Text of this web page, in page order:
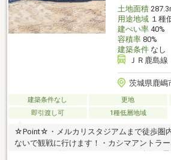
土地面積
用途地域１種
建ぺい率40%
容積率80%
建築条件なし
ＪＲ鹿島
茨城県鹿嶋
建築条件なし 更地
即引渡し可
1種低層地域
☆Point☆・メルカリスタジアムまで徒歩圏
ないで観戦に行けます！・カシマアントラー